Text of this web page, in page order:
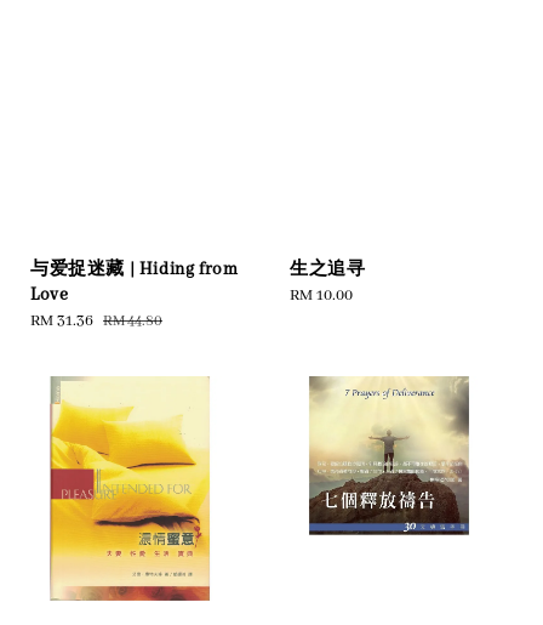
与爱捉迷藏 | Hiding from
Love
Sale
RM 31.36 Regular
RM 44.80
生之追寻
Regular
RM 10.00